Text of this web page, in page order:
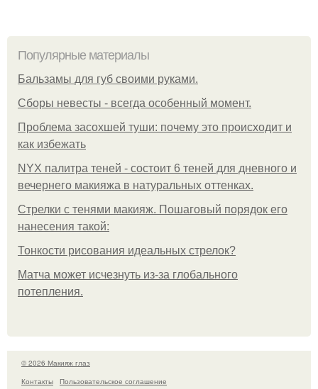
Популярные материалы
Бальзамы для губ своими руками.
Сборы невесты - всегда особенный момент.
Проблема засохшей туши: почему это происходит и
как избежать
NYX палитра теней - состоит 6 теней для дневного и
вечернего макияжа в натуральных оттенках.
Стрелки с тенями макияж. Пошаговый порядок его
нанесения такой:
Тонкости рисования идеальных стрелок?
Матча может исчезнуть из-за глобального
потепления.
© 2026 Макияж глаз
Контакты
Пользовательское соглашение